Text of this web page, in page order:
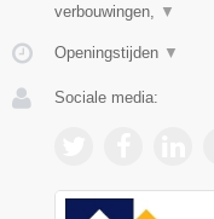
verbouwingen, ▼
Openingstijden ▼
Sociale media: